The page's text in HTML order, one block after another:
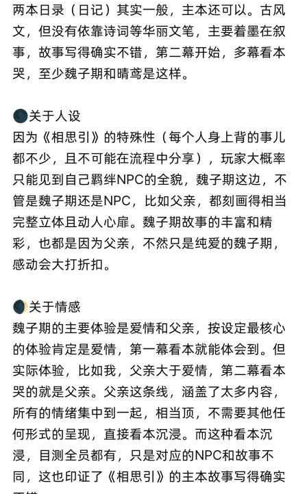
两本日录（日记）其实一般，主本还可以。古风
文，但没有依靠诗词等华丽文笔，主要着墨在叙
事，故事写得确实不错，第二幕开始，多幕看本
哭，至少魏子期和晴鸢是这样。
🌑关于人设
因为《相思引》的特殊性（每个人身上背的事儿
都不少，且不可能在流程中分享），玩家大概率
只能见到自己羁绊NPC的全貌，魏子期这边，不
管是魏子期还是NPC，比如父亲，都刻画得相当
完整立体且动人心扉。魏子期故事的丰富和精
彩，也都是因为父亲，不然只是纯爱的魏子期，
感动会大打折扣。
🌒关于情感
魏子期的主要体验是爱情和父亲，按设定最核心
的体验肯定是爱情，第一幕看本就能体会到。但
实际体验，比如我，父亲大于爱情，第二幕看本
哭的就是父亲。父亲这条线，涵盖了太多内容，
所有的情绪集中到一起，相当顶，不需要其他任
何形式的呈现，直接看本沉浸。而这种看本沉
浸，目测全员都有，只是对应的NPC和故事不
同，这也印证了《相思引》的主本故事写得确实